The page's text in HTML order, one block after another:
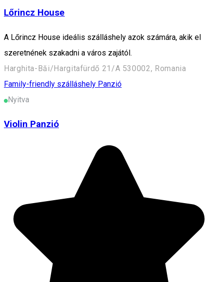
Lőrincz House
A Lőrincz House ideális szálláshely azok számára, akik el
szeretnének szakadni a város zajától.
Harghita-Băi/Hargitafürdő 21/A 530002, Romania
Family-friendly szálláshely Panzió
Nyitva
Violin Panzió